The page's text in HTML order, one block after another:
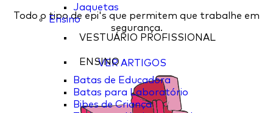
Jaquetas
Ensino
VESTUÁRIO PROFISSIONAL
ENSINO
Batas de Educadora
Batas para Laboratório
Bibes de Criança
Todo o tipo de epi's que permitem que trabalhe em
segurança.
VER ARTIGOS